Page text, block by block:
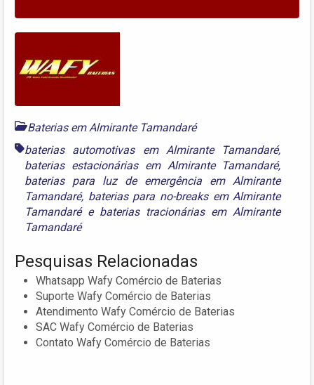
Baterias em Almirante Tamandaré
baterias automotivas em Almirante Tamandaré,
baterias estacionárias em Almirante Tamandaré,
baterias para luz de emergência em Almirante
Tamandaré, baterias para no-breaks em Almirante
Tamandarée baterias tracionárias em Almirante
Tamandaré
Pesquisas Relacionadas
Whatsapp Wafy Comércio de Baterias
Suporte Wafy Comércio de Baterias
Atendimento Wafy Comércio de Baterias
SAC Wafy Comércio de Baterias
Contato Wafy Comércio de Baterias